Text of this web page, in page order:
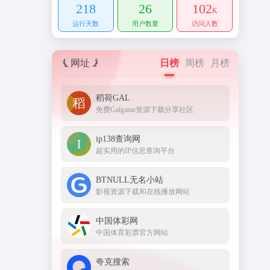
218
运行天数
26
用户数量
102K
访问人数
网址 日榜 周榜 月榜
稻荷GAL
免费Galgame资源下载分享社区
ip138查询网
超实用的IP信息查询平台
BTNULL无名小站
影视资源下载和在线播放网站
中国体彩网
中国体育彩票官方网站
夸克搜索